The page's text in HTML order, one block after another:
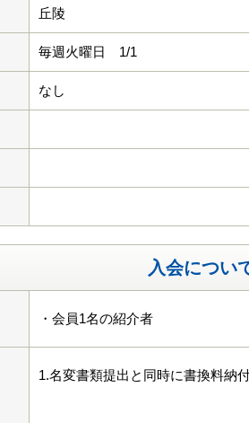
丘陵
毎週火曜日 1/1
なし
入会につい
・会員1名の紹介者
1.名変書類提出と同時に書換料納